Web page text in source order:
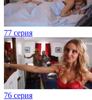
77 серия
76 серия